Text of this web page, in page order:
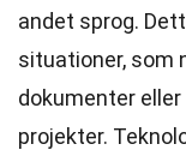
andet sprog.
situationer, som
dokumenter
projekter.